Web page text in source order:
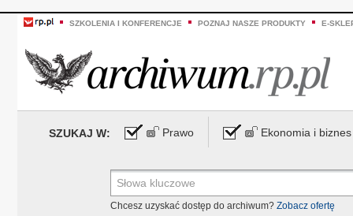
SZKOLENIA I KONFERENCJE POZNAJ NASZE PRODUKTY E-
SZUKAJ W: Prawo Ekonomia i biznes
Chcesz uzyskać dostęp do archiwum? Zobacz ofertę